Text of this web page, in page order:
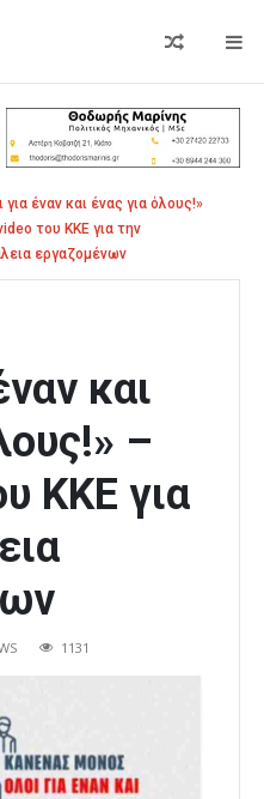
για έναν και ένας για όλους!»
του ΚΚΕ για την
εργαζομένων
και
–
ΚΚΕ για
1131